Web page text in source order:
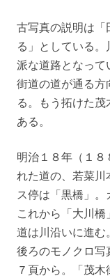
古写真の説明は
る」としている
派な道路となって
街道の道が通る
る。もう拓けた
ある。
明治１８年（１
れた道の、若菜
ス停は「黒橋」。
これから「大川
道は川沿いに進む。
後ろのモノクロ写
７頁から。「茂